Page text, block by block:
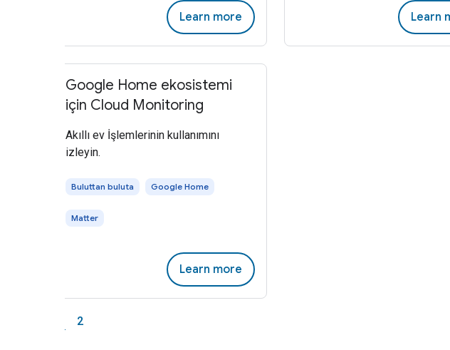
Learn more Learn
Google Home ekosistemi
için Cloud Monitoring
Akıllı ev İşlemlerinin kullanımını
izleyin.
Buluttan buluta Google Home
Matter
Learn more
2